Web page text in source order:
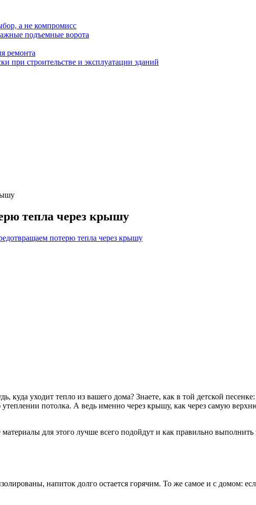
а не компромисс
подъемные ворота
ремонта
при строительстве и эксплуатации зданий
тепла через крышу
потерю тепла через крышу
куда уходит тепло из вашего дома? Знаете, как в той детской
потолка. А ведь именно через крышу, как через самую
для этого лучше всего подойдут и как правильно
напиток долго остается горячим. То же самое и с домом: